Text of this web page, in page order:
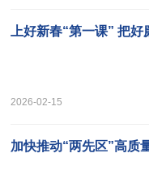
上好新春“第一课” 把
2026-02-15
加快推动“两先区”高质